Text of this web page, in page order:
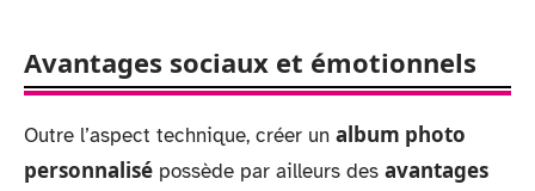
Avantages sociaux et émotionnels
Outre l’aspect technique, créer un album photo
personnalisé possède par ailleurs des avantages